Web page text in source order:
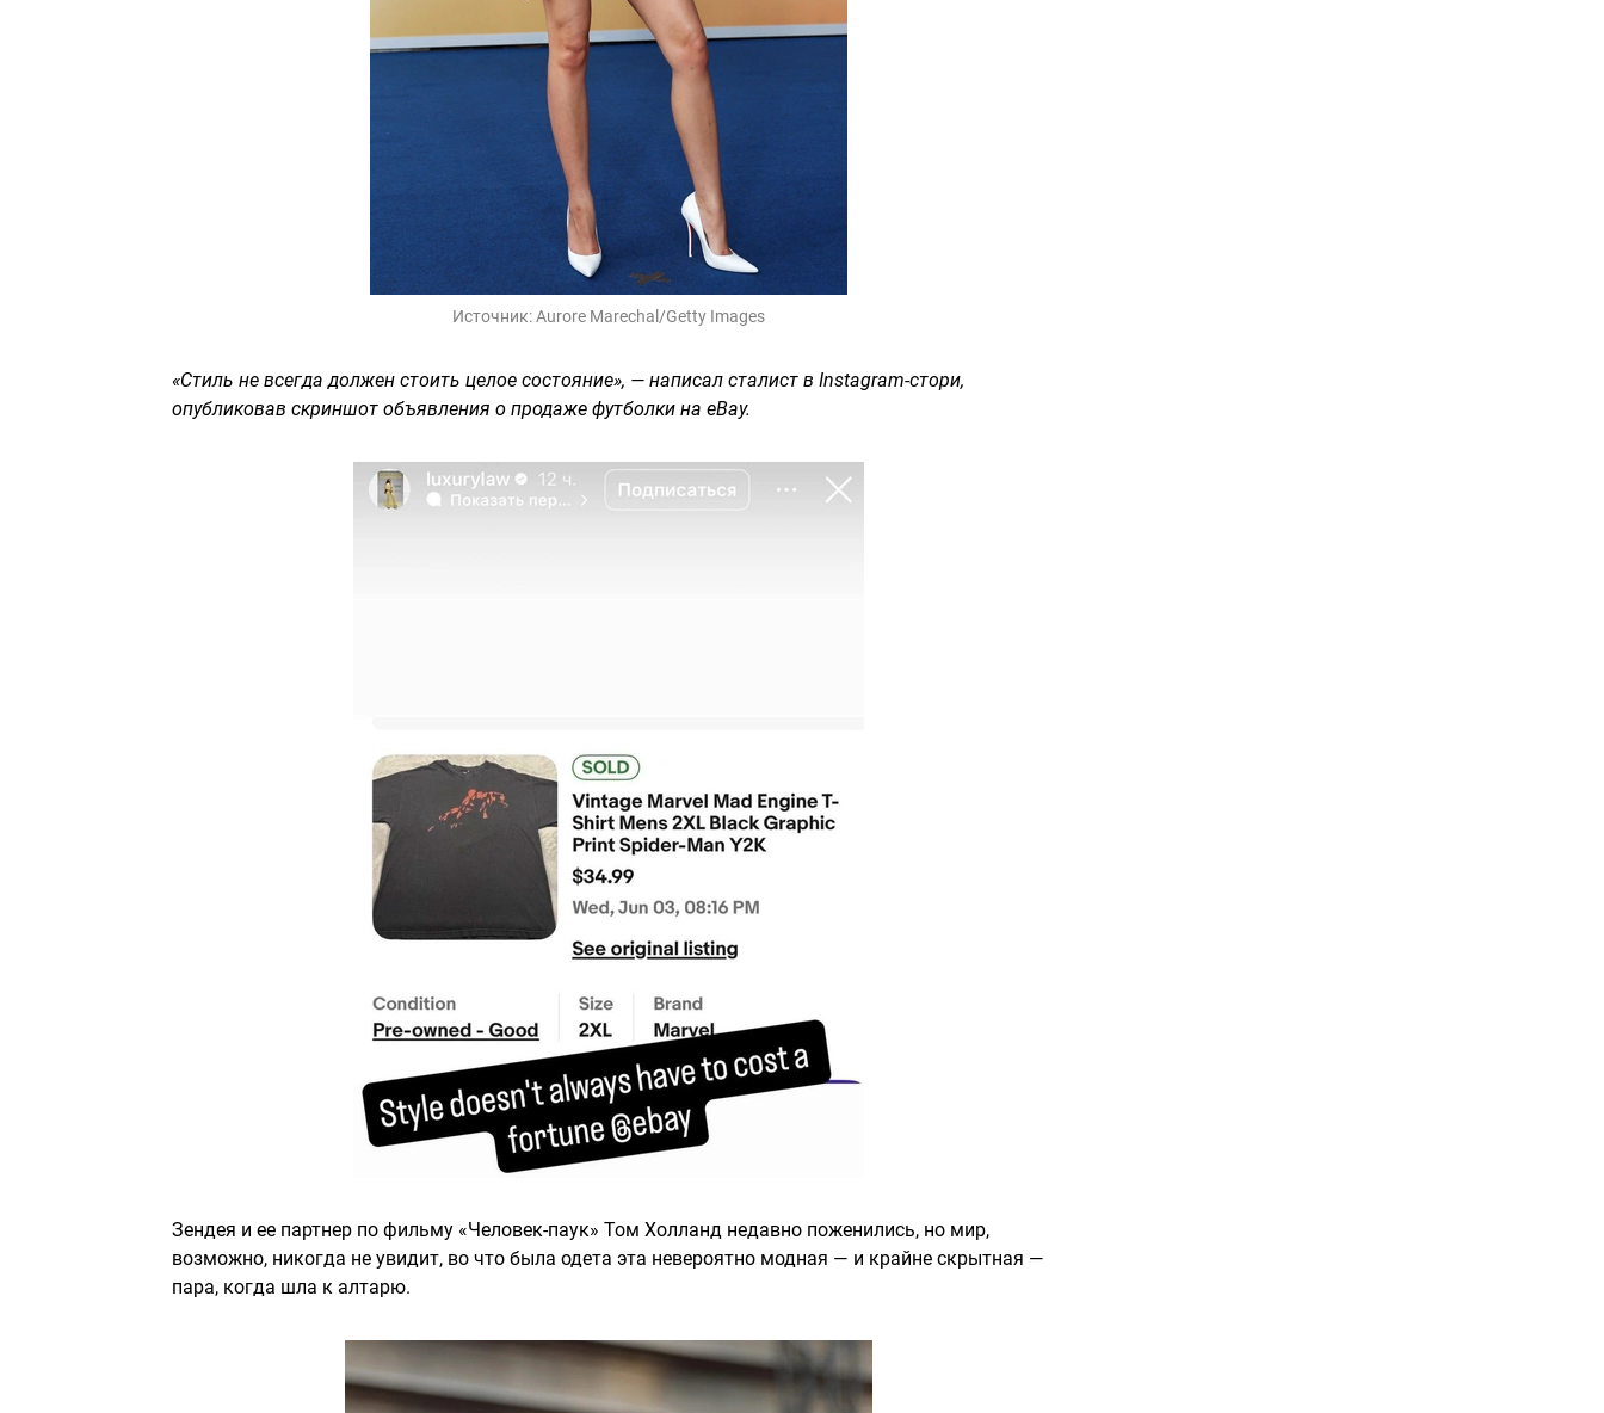
Источник:Aurore Marechal/Getty Images
«Стиль не всегда должен стоить целое состояние», — написал сталист в Instagram-стори,
опубликовав скриншот объявления о продаже футболки на eBay.
Зендея и ее партнер по фильму «Человек-паук» Том Холланд недавно поженились, но мир,
возможно, никогда не увидит, во что была одета эта невероятно модная — и крайне скрытная —
пара, когда шла к алтарю.